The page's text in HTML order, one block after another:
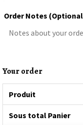
Order Notes
Your order
Produit
Sous total Panier